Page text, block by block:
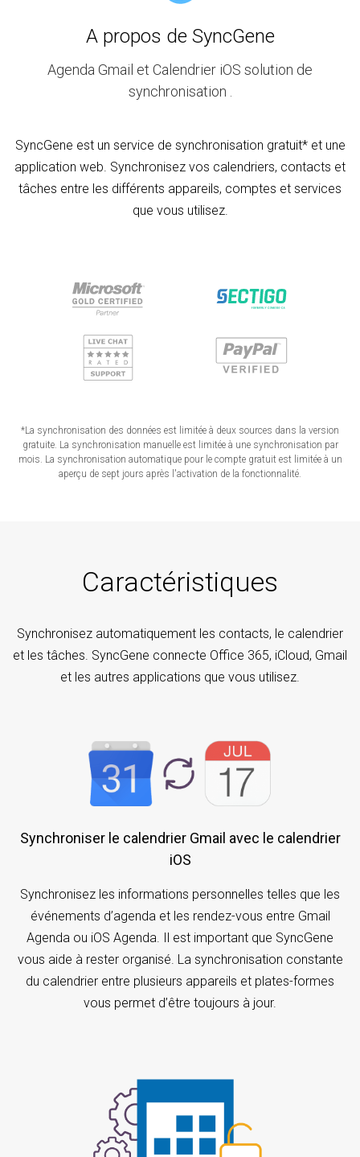
A propos de SyncGene
Agenda Gmail et Calendrier iOS solution de
synchronisation .
SyncGene est un service de synchronisation gratuit* et une
application web. Synchronisez vos calendriers, contacts et
tâches entre les différents appareils, comptes et services
que vous utilisez.
*La synchronisation des données est limitée à deux sources dans la version
gratuite. La synchronisation manuelle est limitée à une synchronisation par
mois. La synchronisation automatique pour le compte gratuit est limitée à un
aperçu de sept jours après l'activation de la fonctionnalité.
Caractéristiques
Synchronisez automatiquement les contacts, le calendrier
et les tâches. SyncGene connecte Office 365, iCloud, Gmail
et les autres applications que vous utilisez.
Synchroniser le calendrier Gmail avec le calendrier
iOS
Synchronisez les informations personnelles telles que les
événements d’agenda et les rendez-vous entre Gmail
Agenda ou iOS Agenda. Il est important que SyncGene
vous aide à rester organisé. La synchronisation constante
du calendrier entre plusieurs appareils et plates-formes
vous permet d’être toujours à jour.